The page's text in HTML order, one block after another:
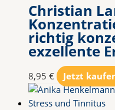
Christian
richtig
exzellente
8,95 € Jetzt